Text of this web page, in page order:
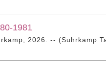
1981
2026. -- (Suhrkamp